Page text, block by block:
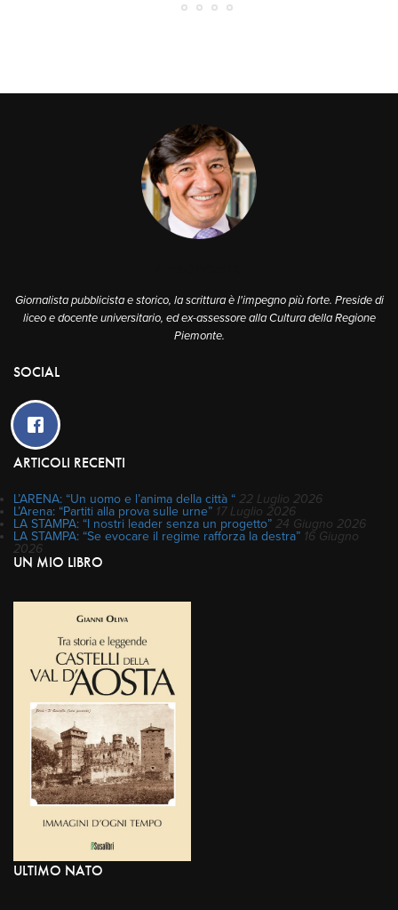
Giornalista pubblicista e storico, la scrittura è l'impegno più forte. Preside di
liceo e docente universitario, ed ex-assessore alla Cultura della Regione
Piemonte.
SOCIAL
ARTICOLI RECENTI
L’ARENA: “Un uomo e l’anima della città “ 22 Luglio 2026
L’Arena: “Partiti alla prova sulle urne” 17 Luglio 2026
LA STAMPA: “I nostri leader senza un progetto” 24 Giugno 2026
LA STAMPA: “Se evocare il regime rafforza la destra” 16 Giugno
2026
UN MIO LIBRO
ULTIMO NATO